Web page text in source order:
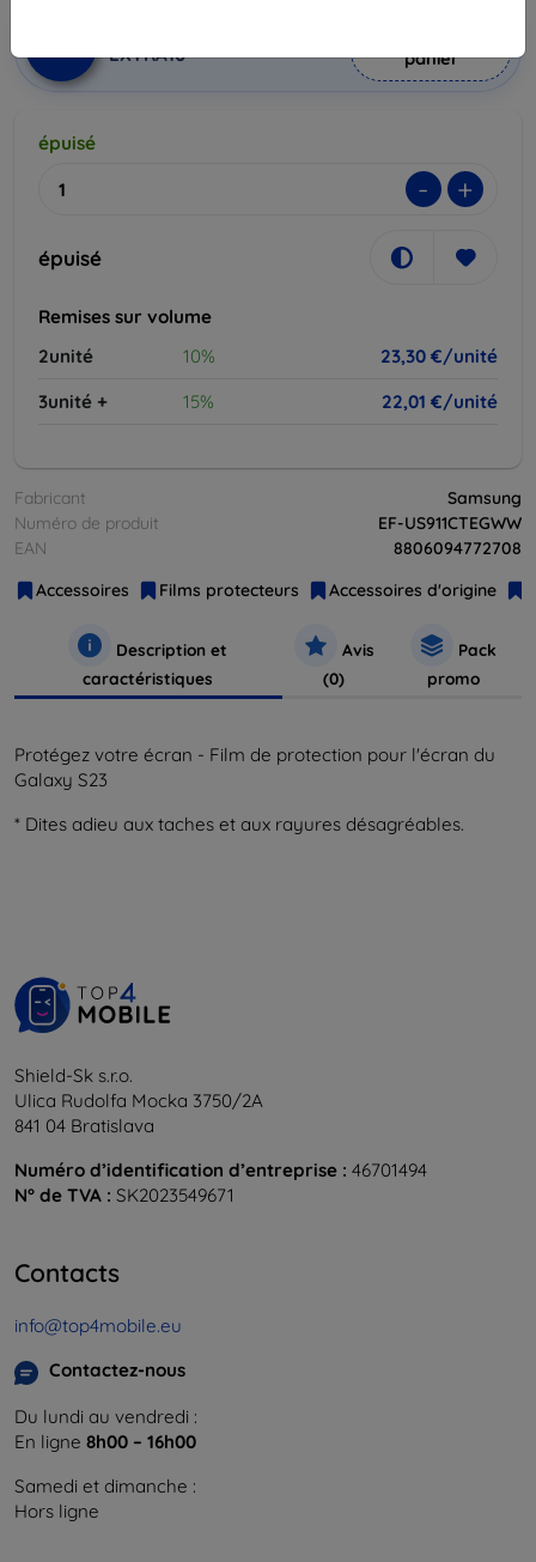
EXTRA10
panier
épuisé
- +
épuisé
Remises sur volume
2unité
10%
23,30 €/unité
3unité +
15% 22,01 €/unité
Fabricant
Samsung
Numéro de produit
EF-US911CTEGWW
EAN
8806094772708
Accessoires
Films protecteurs Accessoires d'origine
Description et
caractéristiques
Avis
(0)
Pack
promo
Protégez votre écran - Film de protection pour l'écran du
Galaxy S23
* Dites adieu aux taches et aux rayures désagréables.
Shield-Sk s.r.o.
Ulica Rudolfa Mocka 3750/2A
841 04 Bratislava
Numéro d’identification d’entreprise : 46701494
N° de TVA : SK2023549671
Contacts
info@top4mobile.eu
Contactez-nous
Du lundi au vendredi :
En ligne 8h00 – 16h00
Samedi et dimanche :
Hors ligne